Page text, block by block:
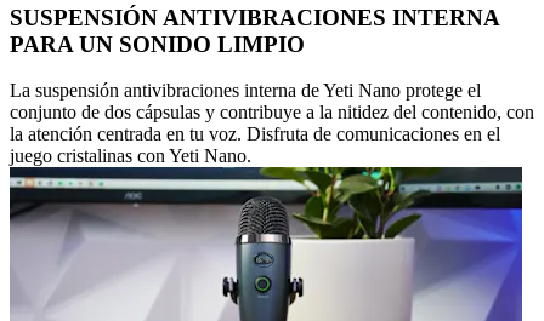
SUSPENSIÓN ANTIVIBRACIONES INTERNA
PARA UN SONIDO LIMPIO
La suspensión antivibraciones interna de Yeti Nano protege el
conjunto de dos cápsulas y contribuye a la nitidez del contenido, con
la atención centrada en tu voz. Disfruta de comunicaciones en el
juego cristalinas con Yeti Nano.